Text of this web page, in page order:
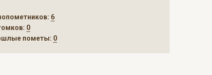
6
0
пометы: 0